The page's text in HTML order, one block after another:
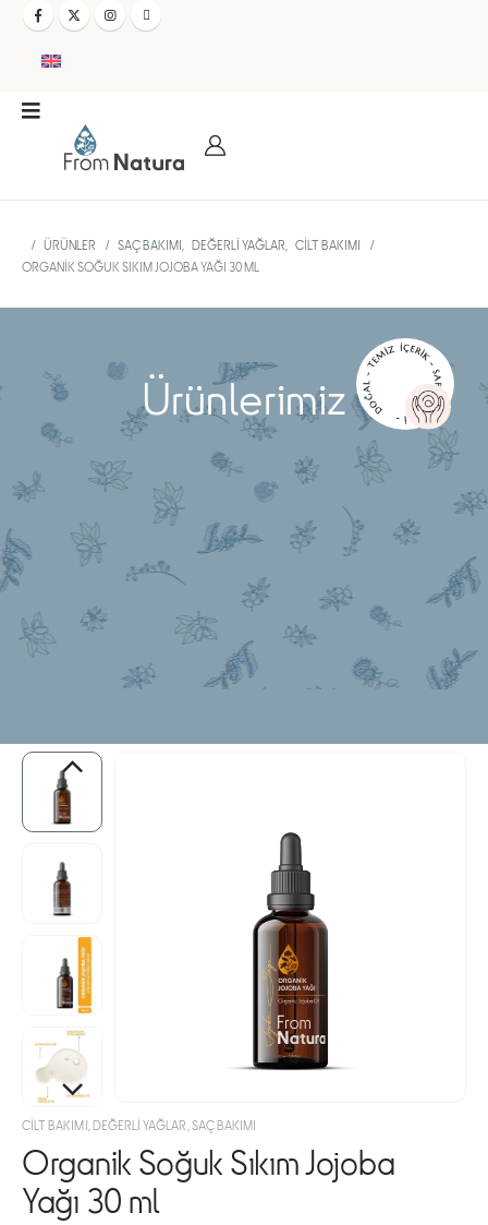
ÜRÜNLER SAÇ BAKIMI DEĞERLI YAĞLAR
CILT BAKIMI
ORGANIK SOĞUK SIKIM JOJOBA YAĞI 30 ML
DOĞAL - TEMİZ İÇERİK - SAF VE ETKİLİ -
Ürünlerimiz
CILT BAKIMI DEĞERLI YAĞLAR SAÇ BAKIMI
Organik Soğuk Sıkım Jojoba
Yağı 30 ml